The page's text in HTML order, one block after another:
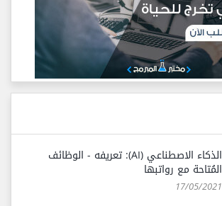
الذكاء الاصطناعي (AI): تعريفه - الوظائف
المُتاحة مع رواتبها
17/05/2021